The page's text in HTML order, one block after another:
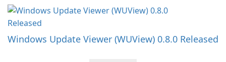
Windows Update Viewer (WUView) 0.8.0 Released